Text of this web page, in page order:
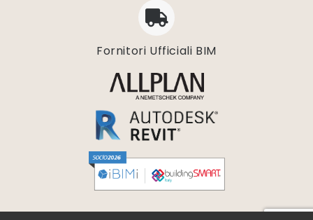
Fornitori Ufficiali BIM